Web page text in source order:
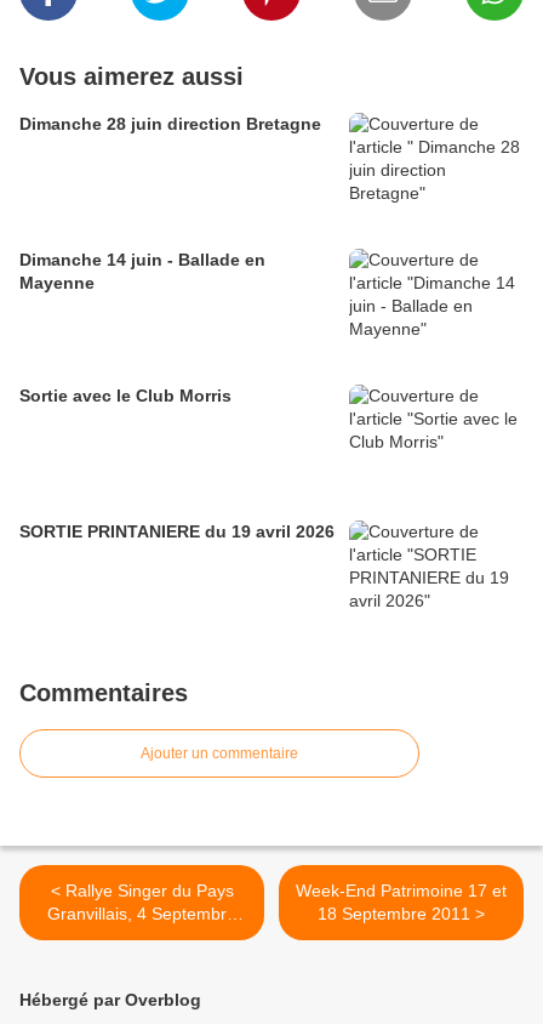
Vous aimerez aussi
Dimanche 28 juin direction Bretagne
Dimanche 14 juin - Ballade en
Mayenne
Sortie avec le Club Morris
SORTIE PRINTANIERE du 19 avril 2026
Commentaires
Ajouter un commentaire
< Rallye Singer du Pays
Granvillais, 4 Septembre
2011
Week-End Patrimoine 17 et
18 Septembre 2011 >
Hébergé par Overblog